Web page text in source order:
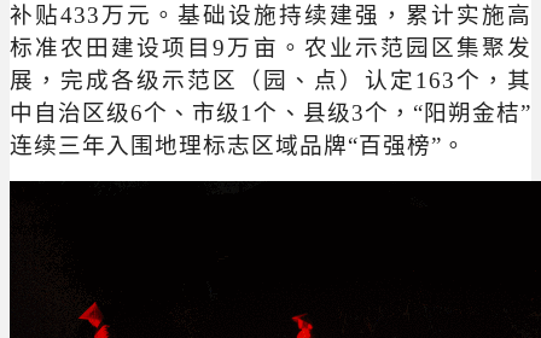
补贴433万元。基础设施持续建强，累计实施高
标准农田建设项目9万亩。农业示范园区集聚发
展，完成各级示范区（园、点）认定163个，其
中自治区级6个、市级1个、县级3个，“阳朔金桔”
连续三年入围地理标志区域品牌“百强榜”。